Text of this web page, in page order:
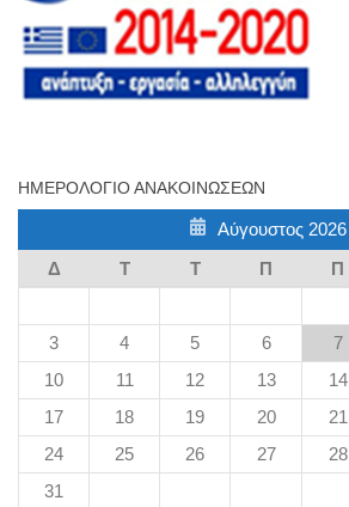
ΗΜΕΡΟΛΌΓΙΟ ΑΝΑΚΟΙΝΏΣΕΩΝ
Αύγουστος 2026
Δ
Τ Τ Π Π
3
4 5 6 7
10
11 12 13 14
17
18 19 20 21
24
25 26 27 28
31